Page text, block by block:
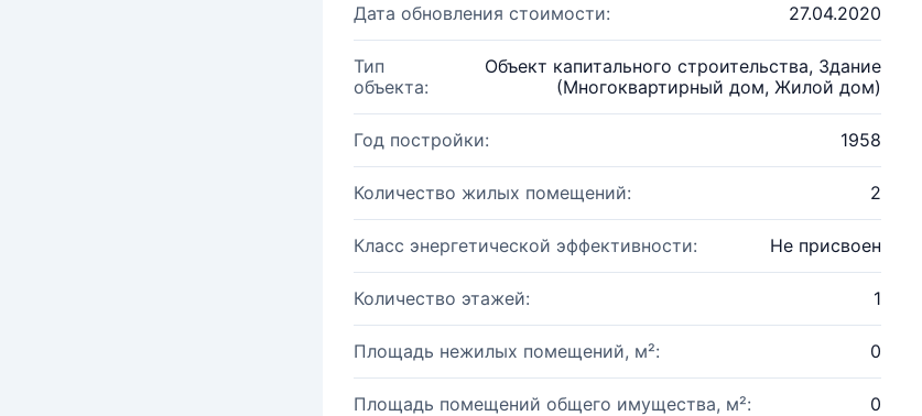
Дата обновления стоимости: 27.04.2020
Тип
объекта:
Объект капитального строительства, Здание
(Многоквартирный дом, Жилой дом)
Год постройки: 1958
Количество жилых помещений: 2
Класс энергетической эффективности: Не присвоен
Количество этажей: 1
Площадь нежилых помещений, м²: 0
Площадь помещений общего имущества, м²: 0